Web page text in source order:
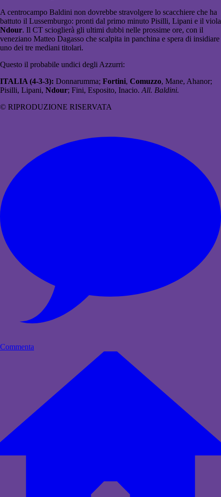
A centrocampo Baldini non dovrebbe stravolgere lo scacchiere che ha
battuto il Lussemburgo: pronti dal primo minuto Pisilli, Lipani e il viola
Ndour. Il CT scioglierà gli ultimi dubbi nelle prossime ore, con il
veneziano Matteo Dagasso che scalpita in panchina e spera di insidiare
uno dei tre mediani titolari.
Questo il probabile undici degli Azzurri:
ITALIA (4-3-3): Donnarumma; Fortini, Comuzzo, Mane, Ahanor;
Pisilli, Lipani, Ndour; Fini, Esposito, Inacio. All. Baldini.
© RIPRODUZIONE RISERVATA
Commenta